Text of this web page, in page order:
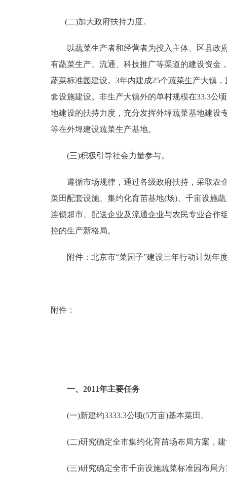
(二)加大政府扶持力度。
以蔬菜生产者和经营者为投入主体、区县政府
有蔬菜生产、流通、科技推广等渠道的建设资金
蔬菜标准园建设。3年内建成25个蔬菜生产大镇
套设施建设。非生产大镇外的单村规模在33.3公
地建设的扶持力度，充分发挥外埠蔬菜基地建设
等在外埠建设蔬菜生产基地。
(三)积极引导社会力量参与。
遵循市场规律，通过各级政府扶持，采取农企
菜田配套设施、集约化育苗基地(场)、千亩设施
连锁超市、配送企业及流通企业与农民专业合作
控的生产新格局。
附件：北京市“菜园子”建设三年行动计划年
附件：
一、2011年主要任务
(一)新建约3333.3公顷(5万亩)基本菜田。
(二)研究确定全市集约化育苗场布局方案，建
(三)研究确定全市千亩设施蔬菜标准园布局方